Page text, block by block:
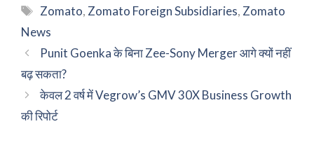
Tags
Zomato, Zomato Foreign Subsidiaries, Zomato
News
Punit Goenka के बिना Zee-Sony Merger आगे क्यों नहीं
बढ़ सकता?
केवल 2 वर्ष में Vegrow’s GMV 30X Business Growth
की रिपोर्ट